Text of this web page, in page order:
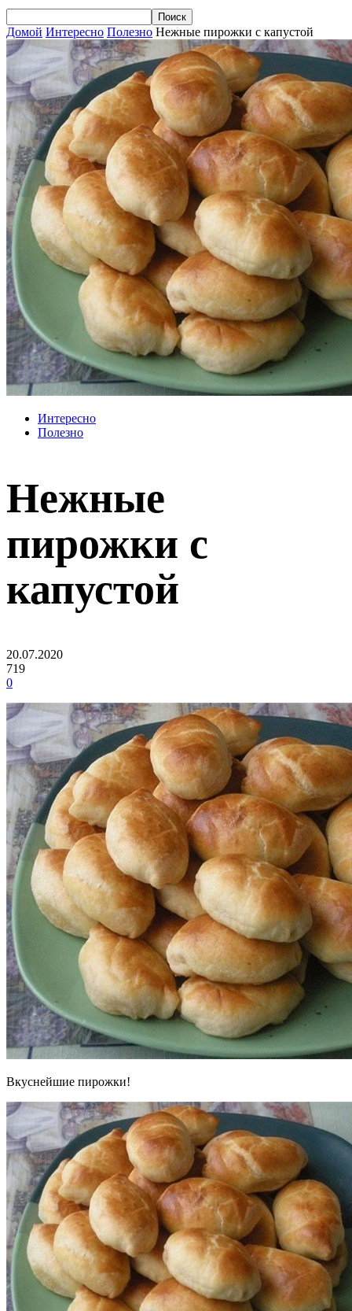
Домой Интересно Полезно Нежные пирожки с капустой
Интересно
Полезно
Нежные
пирожки с
капустой
20.07.2020
719
0
Вкуснейшие пирожки!